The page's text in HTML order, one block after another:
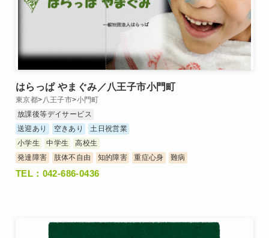
はらっぱ やまぐみ／八王子市小門町
東京都>八王子市>小門町
放課後等デイサービス
送迎あり
空きあり
土日祝営業
小学生
中学生
高校生
発達障害
肢体不自由 知的障害 重症心身 難病
TEL：042-686-0436